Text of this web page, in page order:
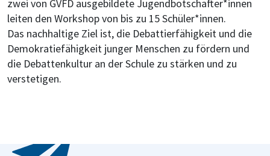
zwei von GVFD ausgebildete Jugendbotschafter*innen
leiten den Workshop von bis zu 15 Schüler*innen.
Das nachhaltige Ziel ist, die Debattierfähigkeit und die
Demokratiefähigkeit junger Menschen zu fördern und
die Debattenkultur an der Schule zu stärken und zu
verstetigen.